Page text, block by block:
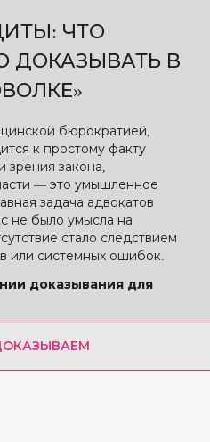
ЧТО
ДОКАЗЫВАТЬ В
бюрократией,
к простому факту
зрения закона,
— это умышленное
задача адвокатов
не было умысла на
стало следствием
или системных ошибок.
доказывания для